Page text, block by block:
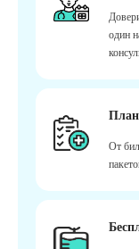
один
От